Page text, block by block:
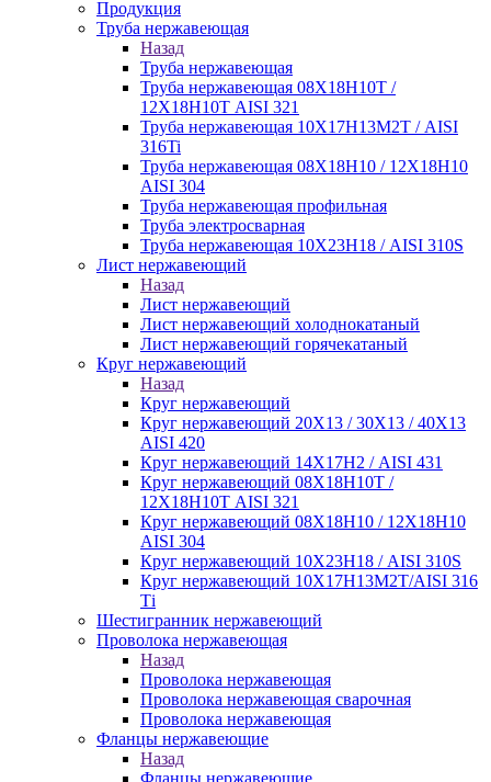
Продукция
Труба нержавеющая
Назад
Труба нержавеющая
Труба нержавеющая 08Х18Н10Т /
12Х18Н10Т AISI 321
Труба нержавеющая 10Х17Н13М2Т / AISI
316Ti
Труба нержавеющая 08Х18Н10 / 12Х18Н10
AISI 304
Труба нержавеющая профильная
Труба электросварная
Труба нержавеющая 10Х23Н18 / AISI 310S
Лист нержавеющий
Назад
Лист нержавеющий
Лист нержавеющий холоднокатаный
Лист нержавеющий горячекатаный
Круг нержавеющий
Назад
Круг нержавеющий
Круг нержавеющий 20Х13 / 30Х13 / 40Х13
AISI 420
Круг нержавеющий 14Х17Н2 / AISI 431
Круг нержавеющий 08Х18Н10Т /
12Х18Н10Т AISI 321
Круг нержавеющий 08Х18Н10 / 12Х18Н10
AISI 304
Круг нержавеющий 10Х23Н18 / AISI 310S
Круг нержавеющий 10Х17Н13М2Т/AISI 316
Тi
Шестигранник нержавеющий
Проволока нержавеющая
Назад
Проволока нержавеющая
Проволока нержавеющая сварочная
Проволока нержавеющая
Фланцы нержавеющие
Назад
Фланцы нержавеющие